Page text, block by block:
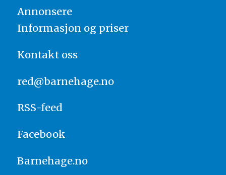
Annonsere
Informasjon og priser
Kontakt oss
red@barnehage.no
RSS-feed
Facebook
Barnehage.no